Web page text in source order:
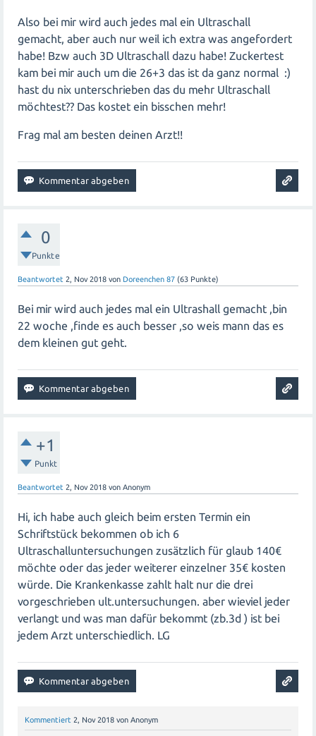
Also bei mir wird auch jedes mal ein Ultraschall
gemacht, aber auch nur weil ich extra was angefordert
habe! Bzw auch 3D Ultraschall dazu habe! Zuckertest
kam bei mir auch um die 26+3 das ist da ganz normal :)
hast du nix unterschrieben das du mehr Ultraschall
möchtest?? Das kostet ein bisschen mehr!
Frag mal am besten deinen Arzt!!
0
Punkte
Beantwortet 2, Nov 2018 von Doreenchen 87 (63 Punkte)
Bei mir wird auch jedes mal ein Ultrashall gemacht ,bin
22 woche ,finde es auch besser ,so weis mann das es
dem kleinen gut geht.
+1
Punkt
Beantwortet 2, Nov 2018 von Anonym
Hi, ich habe auch gleich beim ersten Termin ein
Schriftstück bekommen ob ich 6
Ultraschalluntersuchungen zusätzlich für glaub 140€
möchte oder das jeder weiterer einzelner 35€ kosten
würde. Die Krankenkasse zahlt halt nur die drei
vorgeschrieben ult.untersuchungen. aber wieviel jeder
verlangt und was man dafür bekommt (zb.3d ) ist bei
jedem Arzt unterschiedlich. LG
Kommentiert 2, Nov 2018 von Anonym